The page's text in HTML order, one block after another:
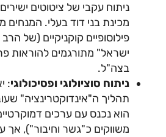
ניתוח עקבי של ציטוטים
מכינת בני דוד בעלי. המנחים
פילוסופיים קוקניקיים (של
ישראל" מתורגמים להוראות
בצה"ל.
ניתוח סוציולוגי ופסיכולוגי:
הוא נכנס עם ערכים
משווקים כ"גשר וחיבור"), אך